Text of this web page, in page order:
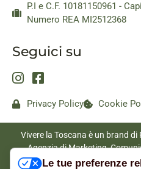
P.I e C.F. 10181150961 -
Numero REA MI2512368
Seguici su
Privacy Policy Cookie
Vivere la Toscana è un brand
Agenzia di Marketing,
|
Le tue preferenze